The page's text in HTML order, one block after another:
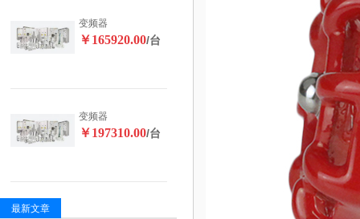
变频器
￥165920.00/台
变频器
￥197310.00/台
最新文章